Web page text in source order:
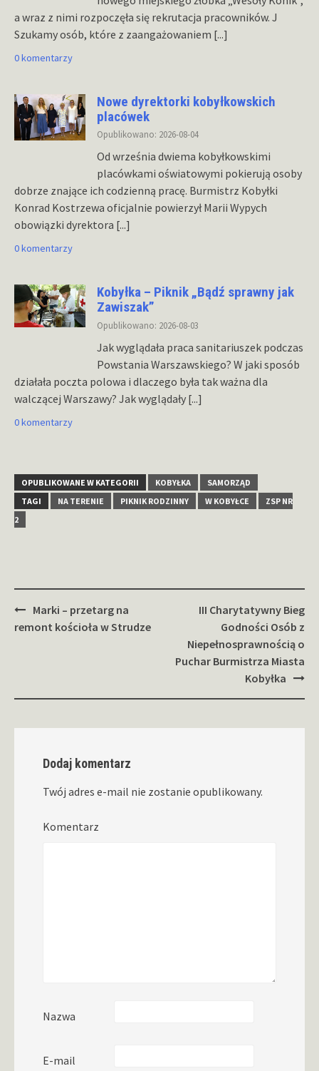
a wraz z nimi rozpoczęła się rekrutacja pracowników. J
Szukamy osób, które z zaangażowaniem [...]
0 komentarzy
Nowe dyrektorki kobyłkowskich
placówek
Opublikowano: 2026-08-04
Od września dwiema kobyłkowskimi
placówkami oświatowymi pokierują osoby
dobrze znające ich codzienną pracę. Burmistrz Kobyłki
Konrad Kostrzewa oficjalnie powierzył Marii Wypych
obowiązki dyrektora [...]
0 komentarzy
Kobyłka – Piknik „Bądź sprawny jak
Zawiszak”
Opublikowano: 2026-08-03
Jak wyglądała praca sanitariuszek podczas
Powstania Warszawskiego? W jaki sposób
działała poczta polowa i dlaczego była tak ważna dla
walczącej Warszawy? Jak wyglądały [...]
0 komentarzy
OPUBLIKOWANE W KATEGORII KOBYŁKA
SAMORZĄD
TAGI
NA TERENIE PIKNIK RODZINNY W KOBYŁCE
ZSP NR
2
Zobacz
wpisy
Marki – przetarg na
remont kościoła w Strudze
III Charytatywny Bieg
Godności Osób z
Niepełnosprawnością o
Puchar Burmistrza Miasta
Kobyłka
Dodaj komentarz
Twój adres e-mail nie zostanie opublikowany.
Komentarz
Nazwa
E-mail